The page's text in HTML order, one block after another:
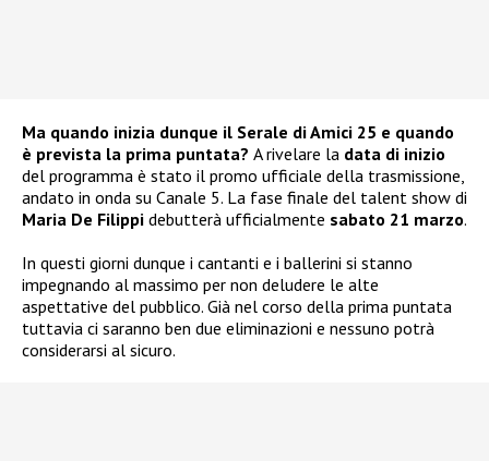
Ma quando inizia dunque il Serale di Amici 25 e quando
è prevista la prima puntata? A rivelare la data di inizio
del programma è stato il promo ufficiale della trasmissione,
andato in onda su Canale 5. La fase finale del talent show di
Maria De Filippi debutterà ufficialmente sabato 21 marzo.
In questi giorni dunque i cantanti e i ballerini si stanno
impegnando al massimo per non deludere le alte
aspettative del pubblico. Già nel corso della prima puntata
tuttavia ci saranno ben due eliminazioni e nessuno potrà
considerarsi al sicuro.